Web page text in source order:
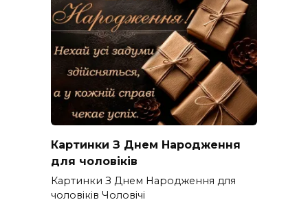
Картинки З Днем Народження
для чоловіків​
Картинки З Днем Народження для
чоловіків​ Чоловічі